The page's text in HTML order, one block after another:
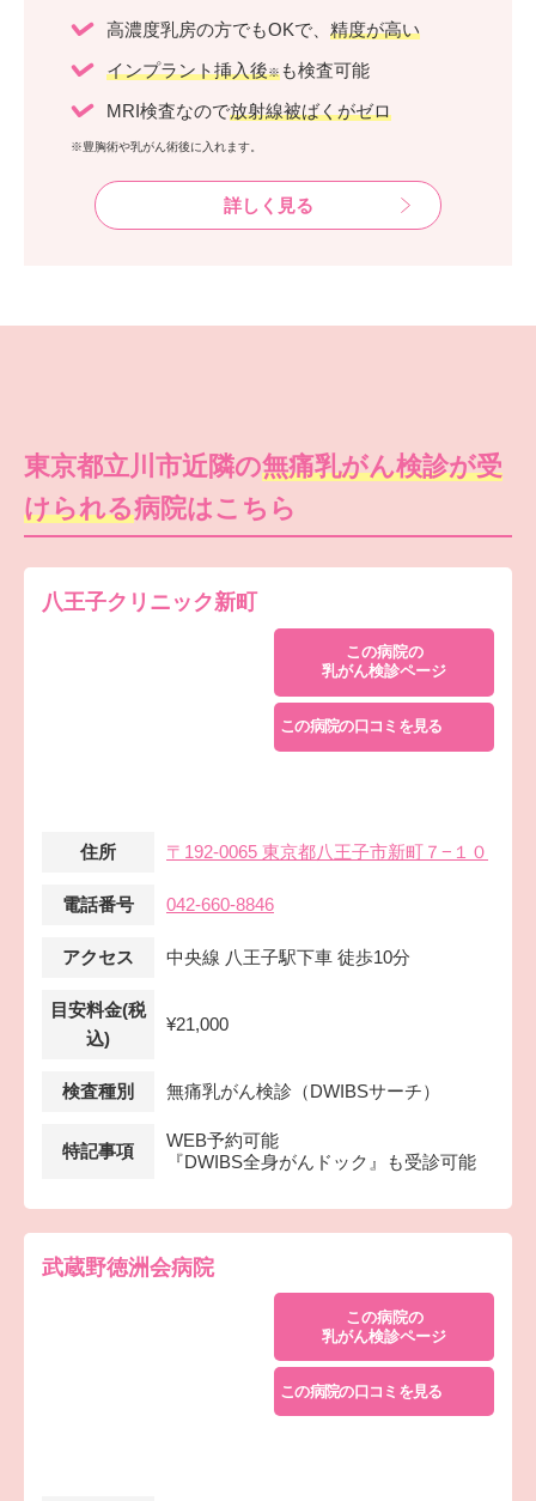
高濃度乳房の方でもOKで、 精度が高い
インプラント挿入後※ も検査可能
MRI検査なので放射線被ばくがゼロ
※豊胸術や乳がん術後に入れます。
詳しく見る
東京都立川市近隣の無痛乳がん検診が受
けられる病院はこちら
八王子クリニック新町
この病院の
乳がん検診ページ
この病院の口コミを見る
住所 〒192-0065 東京都八王子市新町７−１０
電話番号 042-660-8846
アクセス 中央線 八王子駅下車 徒歩10分
目安料金(税
込)
¥21,000
検査種別 無痛乳がん検診（DWIBSサーチ）
特記事項
WEB予約可能
『DWIBS全身がんドック』も受診可能
武蔵野徳洲会病院
この病院の
乳がん検診ページ
この病院の口コミを見る